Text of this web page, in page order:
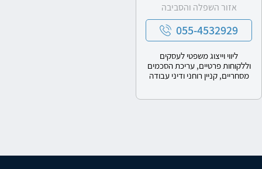
אזור השפלה והסביבה
055-4532929
ליווי וייצוג משפטי לעסקים
וללקוחות פרטיים, עריכת הסכמים
מסחריים, קניין רוחני ודיני עבודה